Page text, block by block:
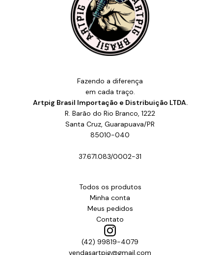
Fazendo a diferença
em cada traço.
Artpig Brasil Importação e Distribuição LTDA.
R. Barão do Rio Branco, 1222
Santa Cruz, Guarapuava/PR
85010-040
37.671.083/0002-31
Todos os produtos
Minha conta
Meus pedidos
Contato
(42) 99819-4079
vendasartpig@gmail.com